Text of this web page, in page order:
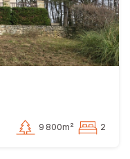
une expérience
je serais ravi
9 800m² 2